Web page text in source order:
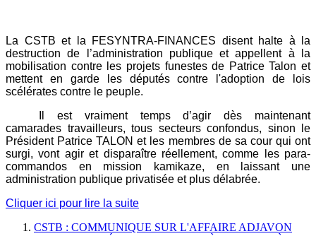
La CSTB et la FESYNTRA-FINANCES disent halte à la
destruction de l’administration publique et appellent à la
mobilisation contre les projets funestes de Patrice Talon et
mettent en garde les députés contre l'adoption de lois
scélérates contre le peuple.
Il est vraiment temps d’agir dès maintenant
camarades travailleurs, tous secteurs confondus, sinon le
Président Patrice TALON et les membres de sa cour qui ont
surgi, vont agir et disparaître réellement, comme les para-
commandos en mission kamikaze, en laissant une
administration publique privatisée et plus délabrée.
Cliquer ici pour lire la suite
CSTB : COMMUNIQUE SUR L'AFFAIRE ADJAVON